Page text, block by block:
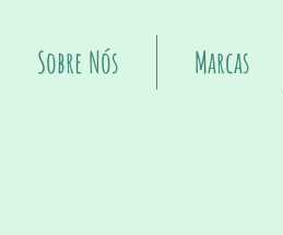
Sobre Nós Marcas